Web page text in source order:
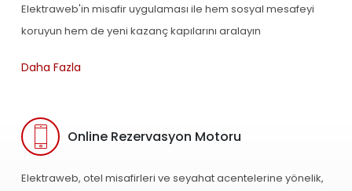
Elektraweb'in misafir uygulaması ile hem sosyal mesafeyi
koruyun hem de yeni kazanç kapılarını aralayın
Daha Fazla
Online Rezervasyon Motoru
Elektraweb, otel misafirleri ve seyahat acentelerine yönelik,